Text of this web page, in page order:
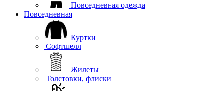
Повседневная одежда
Повседневная
Куртки
Софтшелл
Жилеты
Толстовки, флиски